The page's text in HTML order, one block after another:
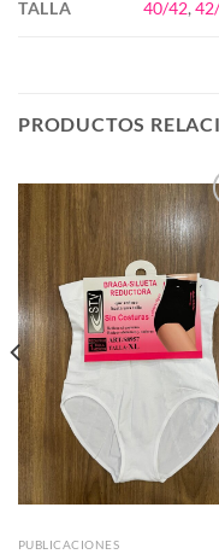
TALLA 40/42,
PRODUCTOS
PUBLICACIONES